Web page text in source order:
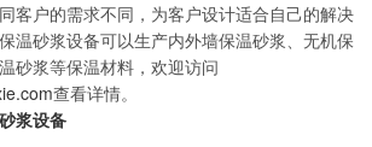
客户的需求不同，为客户设计适合自己的解决
温砂浆设备可以生产内外墙保温砂浆、无机保
砂浆等保温材料，欢迎访问
查看详情。
浆设备